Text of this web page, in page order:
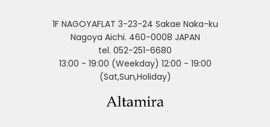
1F NAGOYAFLAT 3-23-24 Sakae Naka-ku
Nagoya Aichi. 460-0008 JAPAN
tel. 052-251-6680
13:00 - 19:00 (Weekday) 12:00 - 19:00
(Sat,Sun,Holiday)